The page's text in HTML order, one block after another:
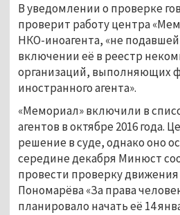
В уведомлении о проверке
проверит работу центра
НКО-иноагента, «не
включении её в реестр
организаций, выполняющих
иностранного агента».
«Мемориал» включили в
агентов в октябре 2016 года.
решение в суде, однако оно
середине декабря Минюст
провести проверку
Пономарёва «За права
планировало начать её 14